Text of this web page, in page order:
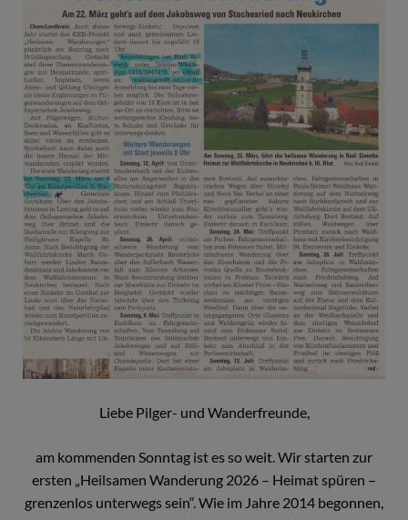
Liebe Pilger- und Wanderfreunde,
am kommenden Sonntag ist es so weit. Wir starten zur
ersten „Heilsamen Wanderung 2026 – Heimat spüren –
grenzenlos unterwegs sein“. Wie im Jahre 2014 begonnen,